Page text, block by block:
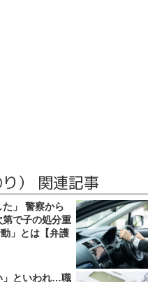
り） 関連記事
た」 警察から
で子の処分重
」とは【弁護
」といわれ…職